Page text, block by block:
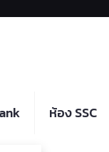
ห้อง SSC